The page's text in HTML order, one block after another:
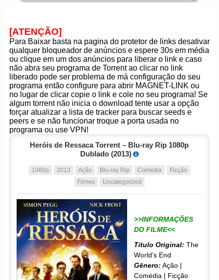
[ATENÇÃO]
Para Baixar basta na pagina do protetor de links desativar
qualquer bloqueador de anúncios e espere 30s em média
ou clique em um dos anúncios para liberar o link e caso
não abra seu programa de Torrent ao clicar no link
liberado pode ser problema de má configuração do seu
programa então configure para abrir MAGNET-LINK ou
no lugar de clicar copie o link e cole no seu programa! Se
algum torrent não inicia o download tente usar a opção
forçar atualizar a lista de tracker para buscar seeds e
peers e se não funcionar troque a porta usada no
programa ou use VPN!
Heróis de Ressaca Torrent – Blu-ray Rip 1080p
Dublado (2013)
1080p 2013 Ação Blu-ray Rip Comédia
Ficção
Filmes
Uncategorized
>>INFORMAÇÕES
DO FILME<<
Título Original: The
World’s End
Gênero: Ação |
Comédia | Ficção